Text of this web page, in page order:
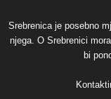
Srebrenica je posebno
njega. O Srebrenici
bi